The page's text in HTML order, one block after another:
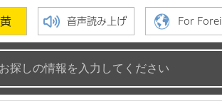
黄 音声読み上げ For